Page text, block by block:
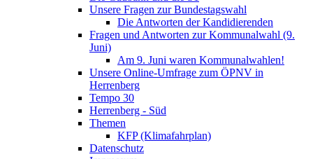
Unsere Fragen zur Bundestagswahl
Die Antworten der Kandidierenden
Fragen und Antworten zur Kommunalwahl (9.
Juni)
Am 9. Juni waren Kommunalwahlen!
Unsere Online-Umfrage zum ÖPNV in
Herrenberg
Tempo 30
Herrenberg - Süd
Themen
KFP (Klimafahrplan)
Datenschutz